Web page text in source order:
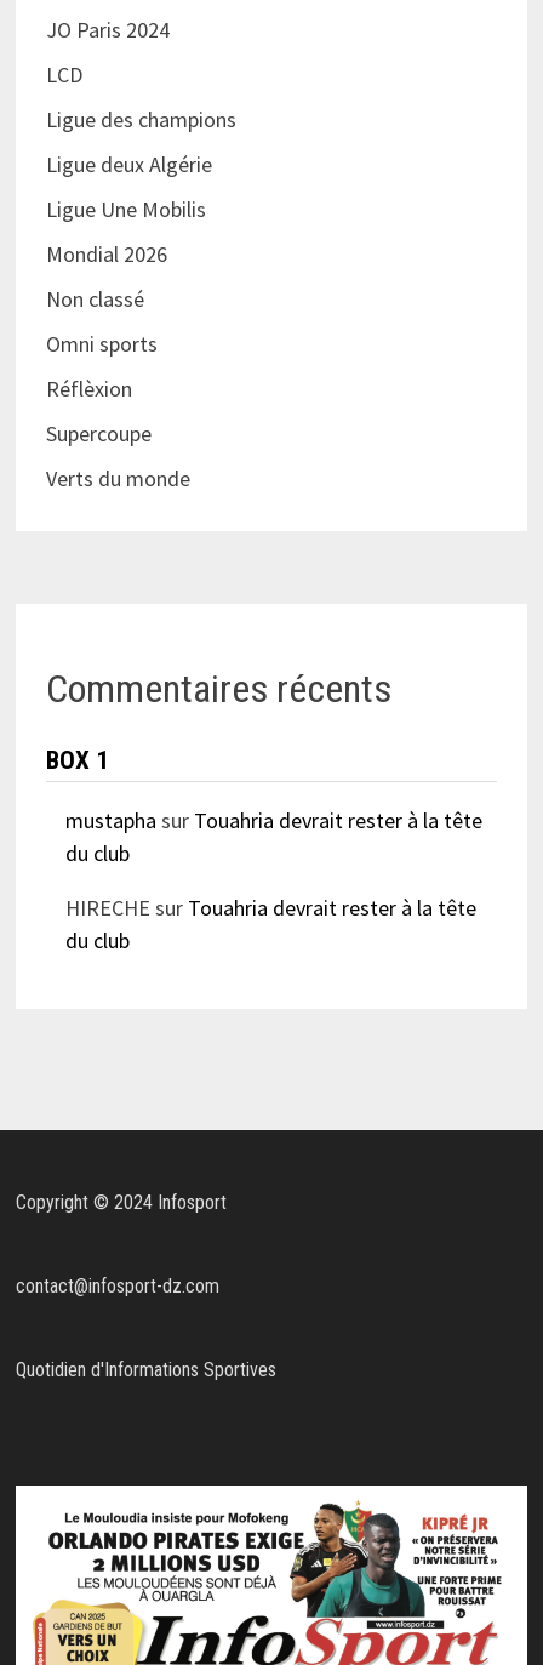
JO Paris 2024
LCD
Ligue des champions
Ligue deux Algérie
Ligue Une Mobilis
Mondial 2026
Non classé
Omni sports
Réflèxion
Supercoupe
Verts du monde
Commentaires récents
BOX 1
mustapha sur Touahria devrait rester à la tête
du club
HIRECHE sur Touahria devrait rester à la tête
du club
Copyright © 2024 Infosport
contact@infosport-dz.com
Quotidien d'Informations Sportives